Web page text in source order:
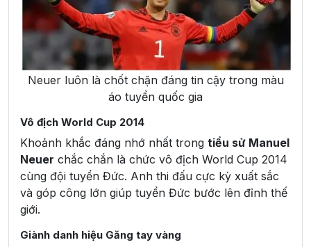
Neuer luôn là chốt chặn đáng tin cậy trong màu
áo tuyển quốc gia
Vô địch World Cup 2014
Khoảnh khắc đáng nhớ nhất trong tiểu sử Manuel
Neuer chắc chắn là chức vô địch World Cup 2014
cùng đội tuyển Đức. Anh thi đấu cực kỳ xuất sắc
và góp công lớn giúp tuyển Đức bước lên đỉnh thế
giới.
Giành danh hiệu Găng tay vàng